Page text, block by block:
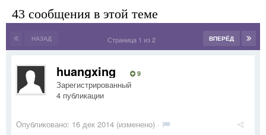
43 сообщения в этой теме
НАЗАД ВПЕРЁД
Страница 1 из 2
huangxing 9
Зарегистрированный
4 публикации
Опубликовано: 16 дек 2014 (изменено) ·